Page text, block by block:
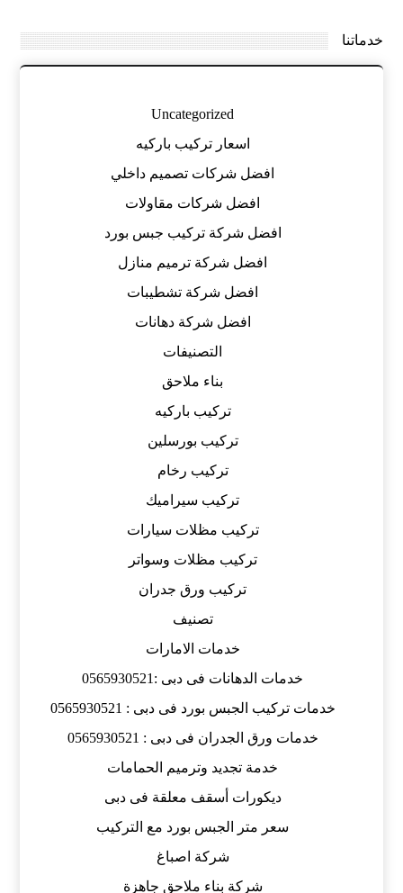
خدماتنا
Uncategorized
اسعار تركيب باركيه
افضل شركات تصميم داخلي
افضل شركات مقاولات
افضل شركة تركيب جبس بورد
افضل شركة ترميم منازل
افضل شركة تشطيبات
افضل شركة دهانات
التصنيفات
بناء ملاحق
تركيب باركيه
تركيب بورسلين
تركيب رخام
تركيب سيراميك
تركيب مظلات سيارات
تركيب مظلات وسواتر
تركيب ورق جدران
تصنيف
خدمات الامارات
خدمات الدهانات فى دبى :0565930521
خدمات تركيب الجبس بورد فى دبى : 0565930521
خدمات ورق الجدران فى دبى : 0565930521
خدمة تجديد وترميم الحمامات
ديكورات أسقف معلقة فى دبى
سعر متر الجبس بورد مع التركيب
شركة اصباغ
شركة بناء ملاحق جاهزة